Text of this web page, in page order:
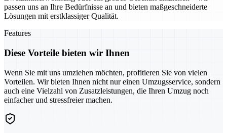
passen uns an Ihre Bedürfnisse an und bieten maßgeschneiderte
Lösungen mit erstklassiger Qualität.
Features
Diese Vorteile bieten wir Ihnen
Wenn Sie mit uns umziehen möchten, profitieren Sie von vielen
Vorteilen. Wir bieten Ihnen nicht nur einen Umzugsservice, sondern
auch eine Vielzahl von Zusatzleistungen, die Ihren Umzug noch
einfacher und stressfreier machen.